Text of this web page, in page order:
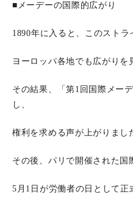
■メーデーの国際的広がり
1890年に入ると、このストラ
ヨーロッパ各地でも広がりを
その結果、「第1回国際メー
し、
権利を求める声が上がりまし
その後、パリで開催された国
5月1日が労働者の日として正